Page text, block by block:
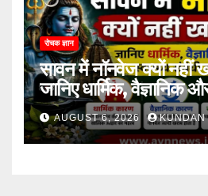
रोचक ज्ञान
सावन में नॉनवेज क्यों नहीं
जानिए धार्मिक, वैज्ञानिक
कारण..
AUGUST 6, 2026 KUNDAN